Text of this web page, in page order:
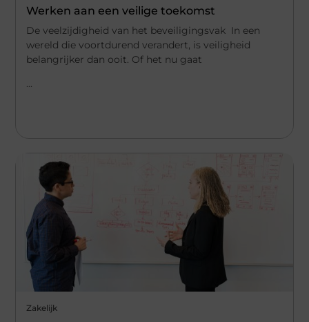
Werken aan een veilige toekomst
De veelzijdigheid van het beveiligingsvak In een
wereld die voortdurend verandert, is veiligheid
belangrijker dan ooit. Of het nu gaat
...
Zakelijk